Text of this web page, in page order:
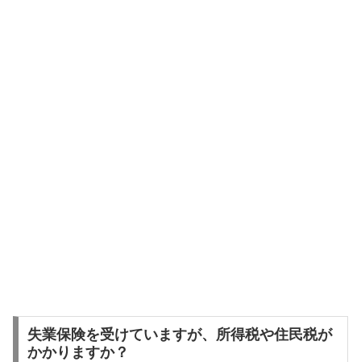
失業保険を受けていますが、所得税や住民税が
かかりますか？